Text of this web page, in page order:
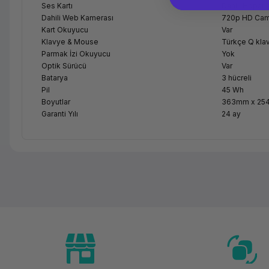
Ses Kartı
Dahili Web Kamerası
720p HD
Kart Okuyucu
Var
Klavye & Mouse
Türkçe Q
Parmak İzi Okuyucu
Yok
Optik Sürücü
Var
Batarya
3 hücreli
Pil
45 Wh
Boyutlar
363mm x
Garanti Yılı
24 ay